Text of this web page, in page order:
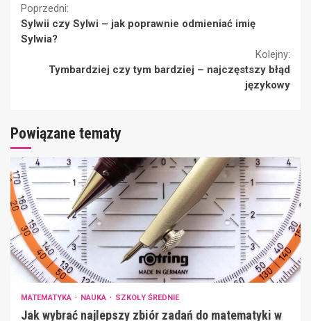
Continue
Reading
Poprzedni:
Sylwii czy Sylwi – jak poprawnie odmieniać imię
Sylwia?
Kolejny:
Tymbardziej czy tym bardziej – najczęstszy błąd
językowy
Powiązane tematy
MATEMATYKA NAUKA SZKOŁY ŚREDNIE
Jak wybrać najlepszy zbiór zadań do matematyki w